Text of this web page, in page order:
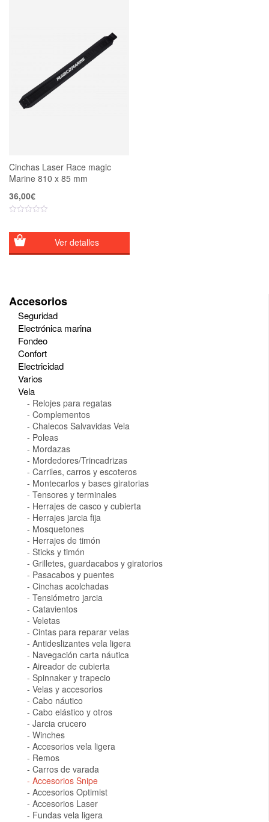
Cinchas Laser Race magic
Marine 810 x 85 mm
36,00€
Ver detalles
Accesorios
Seguridad
Electrónica marina
Fondeo
Confort
Electricidad
Varios
Vela
Relojes para regatas
Complementos
Chalecos Salvavidas Vela
Poleas
Mordazas
Mordedores/Trincadrizas
Carriles, carros y escoteros
Montecarlos y bases giratorias
Tensores y terminales
Herrajes de casco y cubierta
Herrajes jarcia fija
Mosquetones
Herrajes de timón
Sticks y timón
Grilletes, guardacabos y giratorios
Pasacabos y puentes
Cinchas acolchadas
Tensiómetro jarcia
Catavientos
Veletas
Cintas para reparar velas
Antideslizantes vela ligera
Navegación carta náutica
Aireador de cubierta
Spinnaker y trapecio
Velas y accesorios
Cabo náutico
Cabo elástico y otros
Jarcia crucero
Winches
Accesorios vela ligera
Remos
Carros de varada
Accesorios Snipe
Accesorios Optimist
Accesorios Laser
Fundas vela ligera